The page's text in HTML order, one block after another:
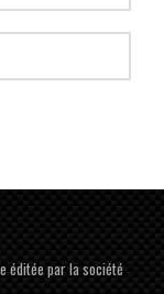
éditée par la société